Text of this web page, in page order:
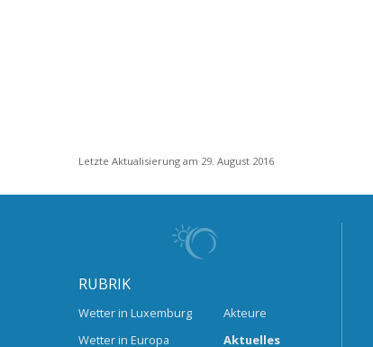
Letzte Aktualisierung am 29. August 2016
RUBRIK
Wetter in Luxemburg
Wetter in Europa
Akteure
Aktuelles